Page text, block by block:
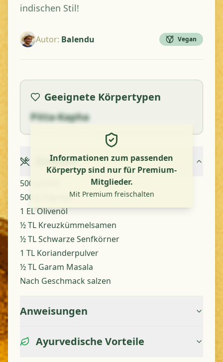
indischen Stil!
Autor: Balendu Vegan
Geeignete Körpertypen
Pitta-Kapha
Informationen zum passenden
Körpertyp sind nur für Premium-
Mitglieder.
Mit Premium freischalten
Zutaten
500 g Kohl
500 g Paprika
1 EL Olivenöl
½ TL Kreuzkümmelsamen
½ TL Schwarze Senfkörner
1 TL Korianderpulver
½ TL Garam Masala
Nach Geschmack salzen
Anweisungen
Ayurvedische Vorteile